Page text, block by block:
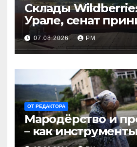
Склады
Урале, сенат
Грэму закон
07.08.2026 РМ
ОТ РЕДАКТОРА
Мародёрство и
– как
современной